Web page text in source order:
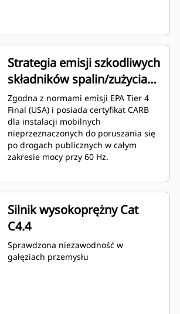
Strategia emisji szkodliwych
składników spalin/zużycia
paliwa
Zgodna z normami emisji EPA Tier 4
Final (USA) i posiada certyfikat CARB
dla instalacji mobilnych
nieprzeznaczonych do poruszania się
po drogach publicznych w całym
zakresie mocy przy 60 Hz.
Silnik wysokoprężny Cat
C4.4
Sprawdzona niezawodność w
gałęziach przemysłu